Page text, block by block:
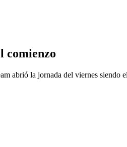
comienzo
abrió la jornada del viernes siendo